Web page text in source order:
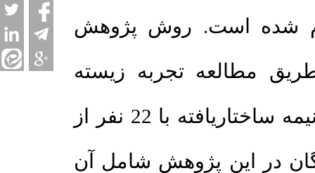
شده است. روش پژوهش
مطالعه تجربه زیسته
مدیران مدارس با استفاده از ابزار مصاحبه نیمه ساختاریافته با 22 نفر از
در این پژوهش شامل آن